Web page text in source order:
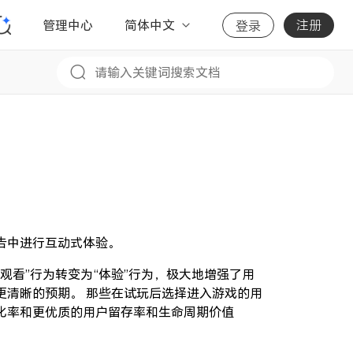
管理中心 简体中文 登录 注册
进行互动式体验。
看”行为转变为“体验”行为，极大地增强了用
晰的预期。 那些在试玩后选择进入游戏的用
和更优质的用户留存率和生命周期价值